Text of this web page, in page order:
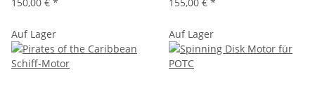
Auf Lager Auf Lager